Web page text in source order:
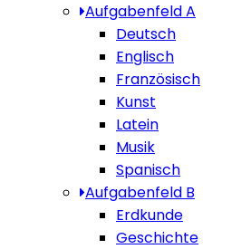
Aufgabenfeld A
Deutsch
Englisch
Französisch
Kunst
Latein
Musik
Spanisch
Aufgabenfeld B
Erdkunde
Geschichte